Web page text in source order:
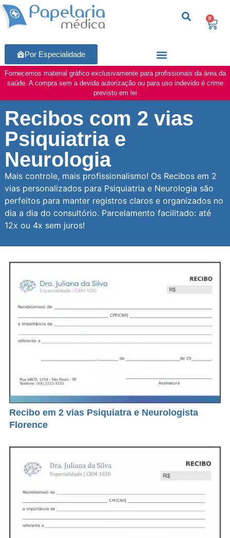
0
Por Especialidade
Fornecemos material gráfico exclusivamente para profissionais da área da
saúde. A compra sem a devida autorização ou para uso indevido é crime
previsto em lei
Recibos com 2 vias
Psiquiatria e
Neurologia
Mais controle, mais profissionalismo! Os Recibos em 2
vias personalizados para Psiquiatria e Neurologia são
perfeitos para manter registros claros e organizados no
dia a dia do consultório. Parcelamento facilitado: até
12x ou 4x sem juros!
Recibo em 2 vias Psiquiatra e Neurologista
Florence